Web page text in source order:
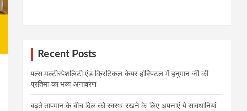
Recent Posts
पल्स मल्टीस्पेशलिटी एंड क्रिटिकल केयर हॉस्पिटल में हनुमान जी की
प्रतिमा का भव्य अनावरण
बढ़ते तापमान के बीच दिल को स्वस्थ रखने के लिए अपनाएं ये सावधानियां